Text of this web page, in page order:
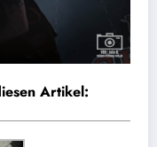
Artikel: